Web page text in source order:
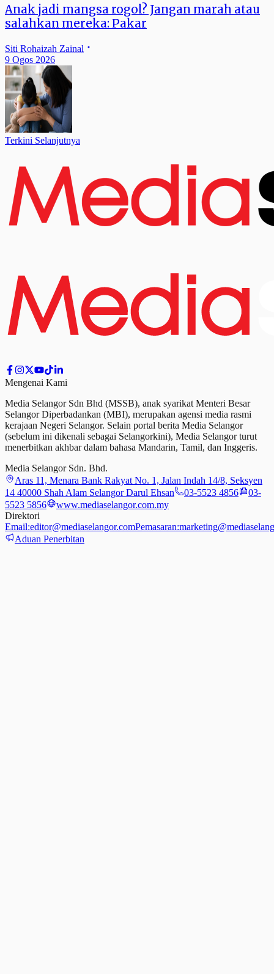
Anak jadi mangsa rogol? Jangan marah atau
salahkan mereka: Pakar
Siti Rohaizah Zainal
9 Ogos 2026
Terkini Selanjutnya
Mengenai Kami
Media Selangor Sdn Bhd (MSSB), anak syarikat Menteri Besar
Selangor Diperbadankan (MBI), merupakan agensi media rasmi
kerajaan Negeri Selangor. Selain portal berita Media Selangor
(sebelum ini dikenali sebagai Selangorkini), Media Selangor turut
menerbitkan akhbar dalam bahasa Mandarin, Tamil, dan Inggeris.
Media Selangor Sdn. Bhd.
Aras 11, Menara Bank Rakyat No. 1, Jalan Indah 14/8, Seksyen
14 40000 Shah Alam Selangor Darul Ehsan
03-5523 4856
03-
5523 5856
www.mediaselangor.com.my
Direktori
Email:editor@mediaselangor.comPemasaran:
Aduan Penerbitan